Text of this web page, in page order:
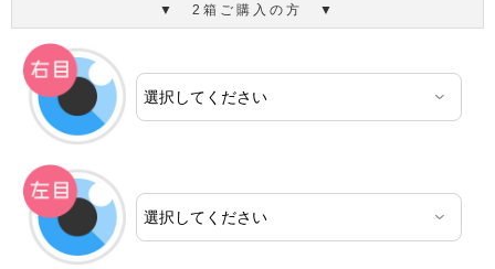
▼ 2箱ご購入の方 ▼